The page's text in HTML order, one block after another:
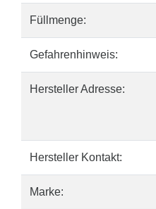
Füllmenge:
Gefahrenhinweis:
Hersteller Adresse:
Hersteller Kontakt:
Marke: